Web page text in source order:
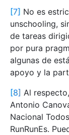
[7] No es
unschooling,
de tareas
por pura
algunas de
apoyo y la
[8] Al
Antonio
Nacional
RunRunEs.